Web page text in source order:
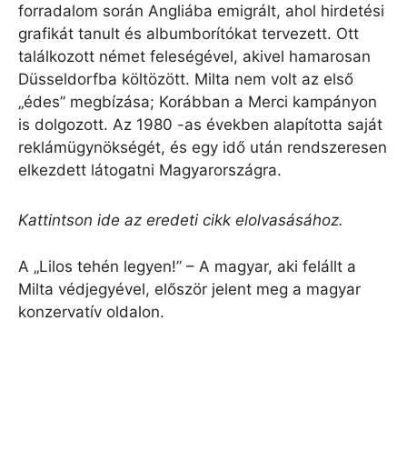
forradalom során Angliába emigrált, ahol hirdetési
grafikát tanult és albumborítókat tervezett. Ott
találkozott német feleségével, akivel hamarosan
Düsseldorfba költözött. Milta nem volt az első
„édes” megbízása; Korábban a Merci kampányon
is dolgozott. Az 1980 -as években alapította saját
reklámügynökségét, és egy idő után rendszeresen
elkezdett látogatni Magyarországra.
Kattintson ide az eredeti cikk elolvasásához.
A „Lilos tehén legyen!” – A magyar, aki felállt a
Milta védjegyével, először jelent meg a magyar
konzervatív oldalon.